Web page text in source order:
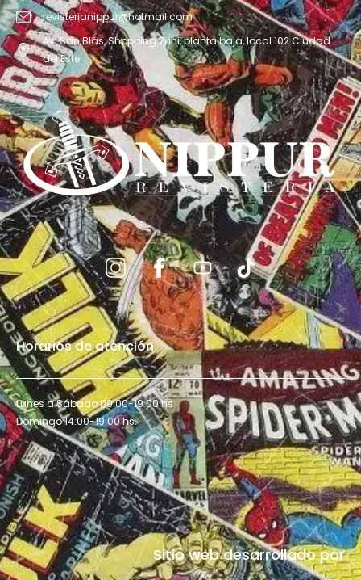
revisterianippur@hotmail.com
Av. San Blás, Shopping Zuni, planta baja, local 102 Ciudad
del Este
Horarios de atención
Lunes a Sábado 09:00-19:00 hs.
Domingo 14:00-19:00 hs.
Sitio web desarrollado por